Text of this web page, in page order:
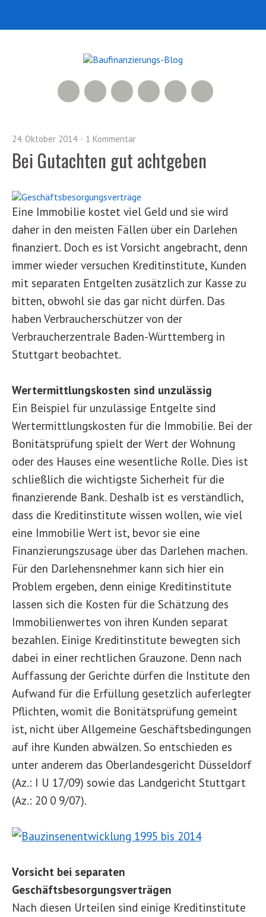
Facebook
500px
LinkedIn
Xing
RSS Feed
24. Oktober 2014 1 Kommentar
Bei Gutachten gut achtgeben
Eine Immobilie kostet viel Geld und sie wird
daher in den meisten Fällen über ein Darlehen
finanziert. Doch es ist Vorsicht angebracht, denn
immer wieder versuchen Kreditinstitute, Kunden
mit separaten Entgelten zusätzlich zur Kasse zu
bitten, obwohl sie das gar nicht dürfen. Das
haben Verbraucherschützer von der
Verbraucherzentrale Baden-Württemberg in
Stuttgart beobachtet.
Wertermittlungskosten sind unzulässig
Ein Beispiel für unzulässige Entgelte sind
Wertermittlungskosten für die Immobilie. Bei der
Bonitätsprüfung spielt der Wert der Wohnung
oder des Hauses eine wesentliche Rolle. Dies ist
schließlich die wichtigste Sicherheit für die
finanzierende Bank. Deshalb ist es verständlich,
dass die Kreditinstitute wissen wollen, wie viel
eine Immobilie Wert ist, bevor sie eine
Finanzierungszusage über das Darlehen machen.
Für den Darlehensnehmer kann sich hier ein
Problem ergeben, denn einige Kreditinstitute
lassen sich die Kosten für die Schätzung des
Immobilienwertes von ihren Kunden separat
bezahlen. Einige Kreditinstitute bewegten sich
dabei in einer rechtlichen Grauzone. Denn nach
Auffassung der Gerichte dürfen die Institute den
Aufwand für die Erfüllung gesetzlich auferlegter
Pflichten, womit die Bonitätsprüfung gemeint
ist, nicht über Allgemeine Geschäftsbedingungen
auf ihre Kunden abwälzen. So entschieden es
unter anderem das Oberlandesgericht Düsseldorf
(Az.: I U 17/09) sowie das Landgericht Stuttgart
(Az.: 20 0 9/07).
Vorsicht bei separaten
Geschäftsbesorgungsverträgen
Nach diesen Urteilen sind einige Kreditinstitute